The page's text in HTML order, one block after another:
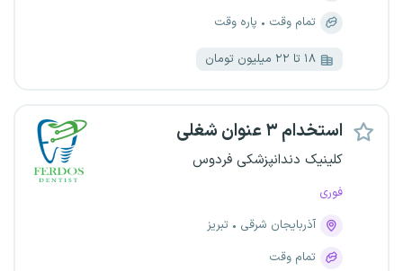
تمام وقت
پاره وقت
۱۸ تا ۲۲ میلیون تومان
استخدام ۳ عنوان شغلی
کلینیک‌ دندانپزشکی فردوس
فوری
آذربایجان شرقی
تبریز
تمام وقت